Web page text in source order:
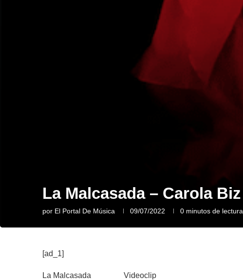
La Malcasada – Carola Biz
por El Portal De Música 09/07/2022 0 minutos de lectura
[ad_1]
La Malcasada Videoclip